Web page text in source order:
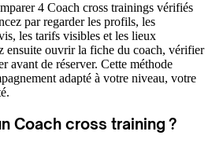
4 Coach cross trainings vérifiés
par regarder les profils, les
les tarifs visibles et les lieux
ensuite ouvrir la fiche du coach, vérifier
avant de réserver. Cette méthode
adapté à votre niveau, votre
Coach cross training ?